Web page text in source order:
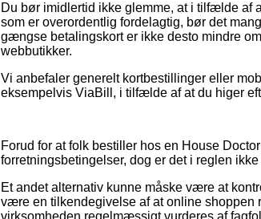
Du bør imidlertid ikke glemme, at i tilfælde af
som er overordentlig fordelagtig, bør det
gængse betalingskort er ikke desto mindre
webbutikker.
Vi anbefaler generelt kortbestillinger eller
eksempelvis ViaBill, i tilfælde af at du higer
Forud for at folk bestiller hos en House
forretningsbetingelser, dog er det i reglen
Et andet alternativ kunne måske være at
være en tilkendegivelse af at online shoppen